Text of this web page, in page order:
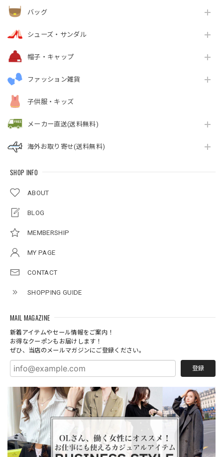
バッグ
シューズ・サンダル
帽子・キャップ
ファッション雑貨
子供服・キッズ
メーカー直送(送料無料)
海外お取り寄せ(送料無料)
SHOP INFO
ABOUT
BLOG
MEMBERSHIP
MY PAGE
CONTACT
SHOPPING GUIDE
MAIL MAGAZINE
新着アイテムやセール情報をご案内！
お得なクーポンもお届けします！
ぜひ、当店のメールマガジンにご登録ください。
登録